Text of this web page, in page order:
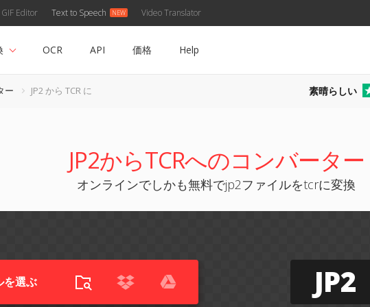
GIF Editor Text to Speech Video Translator
OCR API 価格 Help
ー JP2 から TCR に 素晴らしい
JP2からTCRへのコンバーター
オンラインでしかも無料でjp2ファイルをtcrに変換
を選ぶ JP2